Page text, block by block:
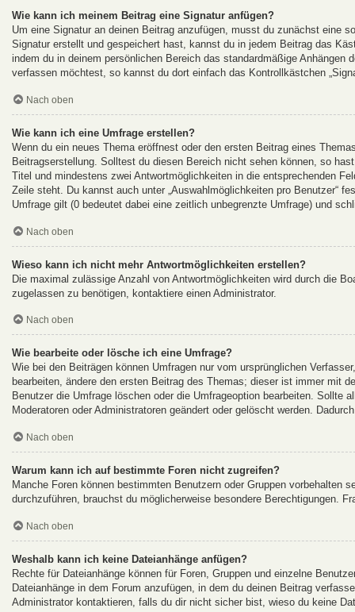
Wie kann ich meinem Beitrag eine Signatur anfügen?
Um eine Signatur an deinen Beitrag anzufügen, musst du zunächst eine
Signatur erstellt und gespeichert hast, kannst du in jedem Beitrag das
indem du in deinem persönlichen Bereich das standardmäßige
verfassen möchtest, so kannst du dort einfach das Kontrollkästchen
Nach oben
Wie kann ich eine Umfrage erstellen?
Wenn du ein neues Thema eröffnest oder den ersten Beitrag eines
Beitragserstellung. Solltest du diesen Bereich nicht sehen können, so
Titel und mindestens zwei Antwortmöglichkeiten in die entsprechenden
Zeile steht. Du kannst auch unter „Auswahlmöglichkeiten pro Benutzer“
Umfrage gilt (0 bedeutet dabei eine zeitlich unbegrenzte Umfrage) und
Nach oben
Wieso kann ich nicht mehr Antwortmöglichkeiten erstellen?
Die maximal zulässige Anzahl von Antwortmöglichkeiten wird durch die
zugelassen zu benötigen, kontaktiere einen Administrator.
Nach oben
Wie bearbeite oder lösche ich eine Umfrage?
Wie bei den Beiträgen können Umfragen nur vom ursprünglichen
bearbeiten, ändere den ersten Beitrag des Themas; dieser ist immer mit
Benutzer die Umfrage löschen oder die Umfrageoption bearbeiten.
Moderatoren oder Administratoren geändert oder gelöscht werden.
Nach oben
Warum kann ich auf bestimmte Foren nicht zugreifen?
Manche Foren können bestimmten Benutzern oder Gruppen vorbehalten
durchzuführen, brauchst du möglicherweise besondere Berechtigungen.
Nach oben
Weshalb kann ich keine Dateianhänge anfügen?
Rechte für Dateianhänge können für Foren, Gruppen und einzelne
Dateianhänge in dem Forum anzufügen, in dem du deinen Beitrag
Administrator kontaktieren, falls du dir nicht sicher bist, wieso du keine